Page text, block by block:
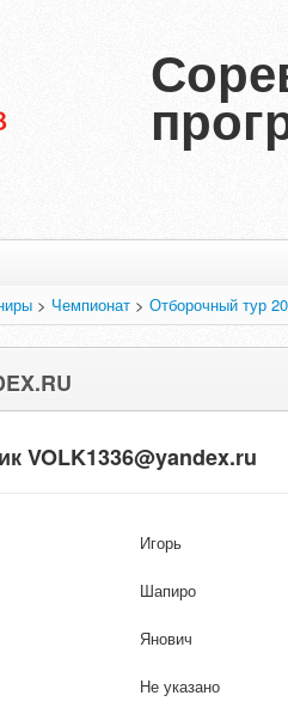
> Чемпионат > Отборочный тур
VOLK1336@yandex.ru
Игорь
Шапиро
Янович
Не указано